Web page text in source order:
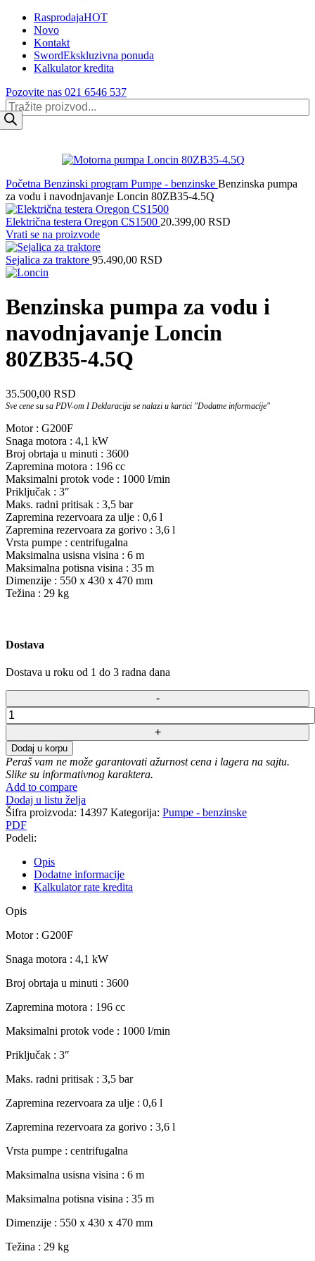
RasprodajaHOT
Novo
Kontakt
SwordEkskluzivna ponuda
Kalkulator kredita
Pozovite nas 021 6546 537
Products
search
Početna Benzinski program Pumpe - benzinske Benzinska pumpa
za vodu i navodnjavanje Loncin 80ZB35-4.5Q
Električna testera Oregon CS1500 20.399,00 RSD
Vrati se na proizvode
Sejalica za traktore 95.490,00 RSD
Benzinska pumpa za vodu i
navodnjavanje Loncin
80ZB35-4.5Q
35.500,00 RSD
Sve cene su sa PDV-om I Deklaracija se nalazi u kartici "Dodatne informacije"
Motor : G200F
Snaga motora : 4,1 kW
Broj obrtaja u minuti : 3600
Zapremina motora : 196 cc
Maksimalni protok vode : 1000 l/min
Priključak : 3″
Maks. radni pritisak : 3,5 bar
Zapremina rezervoara za ulje : 0,6 l
Zapremina rezervoara za gorivo : 3,6 l
Vrsta pumpe : centrifugalna
Maksimalna usisna visina : 6 m
Maksimalna potisna visina : 35 m
Dimenzije : 550 x 430 x 470 mm
Težina : 29 kg
Dostava
Dostava u roku od 1 do 3 radna dana
Benzinska
pumpa
za
vodu
i
navodnjavanje
Loncin
80ZB35-
4.5Q
količina
Dodaj u korpu
Peraš vam ne može garantovati ažurnost cena i lagera na sajtu.
Slike su informativnog karaktera.
Add to compare
Dodaj u listu želja
Šifra proizvoda: 14397 Kategorija: Pumpe - benzinske
PDF
Podeli:
Opis
Dodatne informacije
Kalkulator rate kredita
Opis
Motor : G200F
Snaga motora : 4,1 kW
Broj obrtaja u minuti : 3600
Zapremina motora : 196 cc
Maksimalni protok vode : 1000 l/min
Priključak : 3″
Maks. radni pritisak : 3,5 bar
Zapremina rezervoara za ulje : 0,6 l
Zapremina rezervoara za gorivo : 3,6 l
Vrsta pumpe : centrifugalna
Maksimalna usisna visina : 6 m
Maksimalna potisna visina : 35 m
Dimenzije : 550 x 430 x 470 mm
Težina : 29 kg